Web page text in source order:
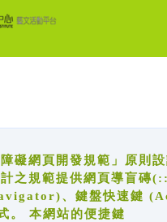
礙網頁開發規範」原則
之規範提供網頁導盲磚
、鍵盤快速鍵
。 本網站的便捷鍵